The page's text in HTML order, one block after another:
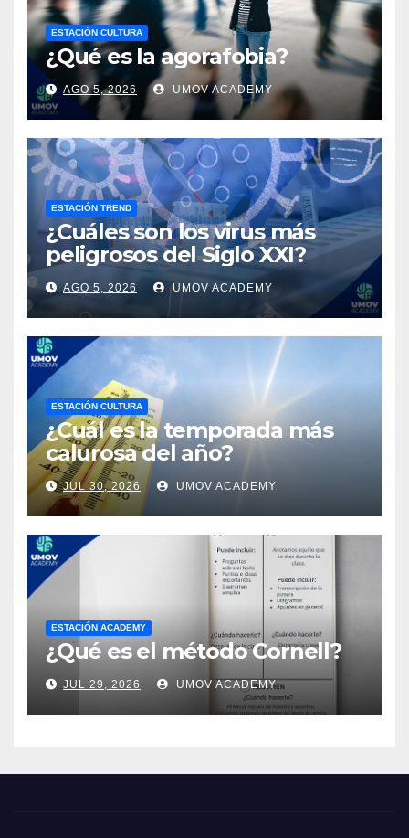
ESTACIÓN CULTURA
¿Qué es la agorafobia?
AGO 5, 2026 UMOV ACADEMY
ESTACIÓN TREND
¿Cuáles son los virus más
peligrosos del Siglo XXI?
AGO 5, 2026 UMOV ACADEMY
ESTACIÓN CULTURA
¿Cuál es la temporada más
calurosa del año?
JUL 30, 2026 UMOV ACADEMY
ESTACIÓN ACADEMY
¿Qué es el método Cornell?
JUL 29, 2026 UMOV ACADEMY